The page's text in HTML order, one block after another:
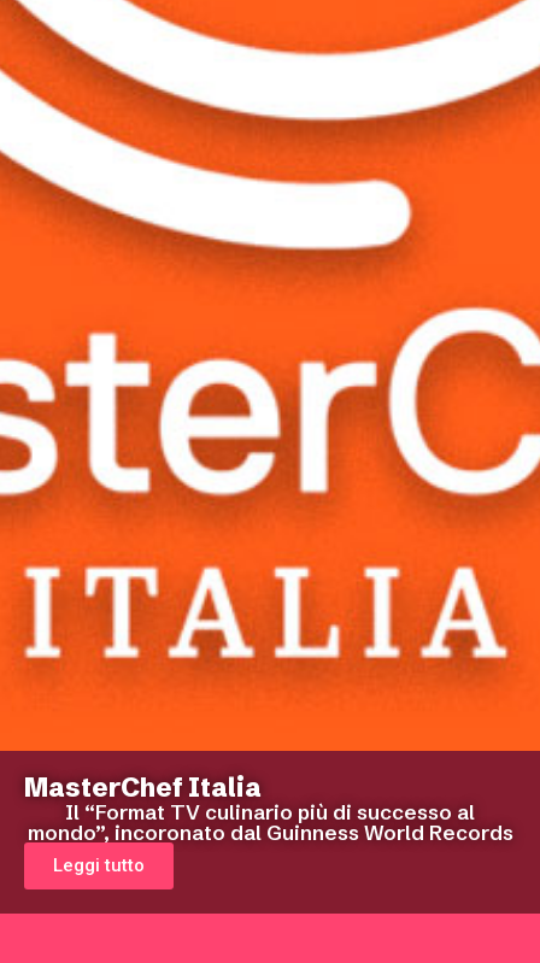
MasterChef Italia
Il “Format TV culinario più di successo al
mondo”, incoronato dal Guinness World Records
Leggi tutto